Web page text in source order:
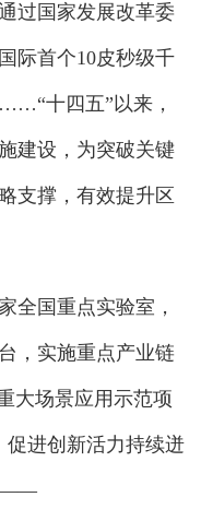
国家发展改革委
际首个10皮秒级千
十四五”以来，
建设，为突破关键
支撑，有效提升区
国重点实验室，
，实施重点产业链
大场景应用示范项
促进创新活力持续迸
——